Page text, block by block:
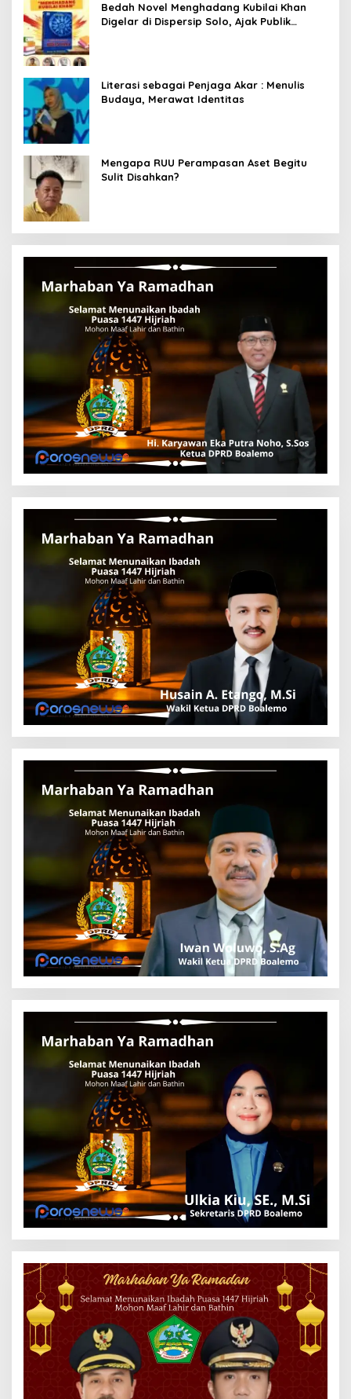
Bedah Novel Menghadang Kubilai Khan
Digelar di Dispersip Solo, Ajak Publik
Literasi sebagai Penjaga Akar : Menulis
Budaya, Merawat Identitas
Mengapa RUU Perampasan Aset Begitu
Sulit Disahkan?